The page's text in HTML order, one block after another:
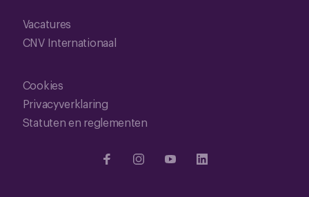
Vacatures
CNV Internationaal
Cookies
Privacyverklaring
Statuten en reglementen